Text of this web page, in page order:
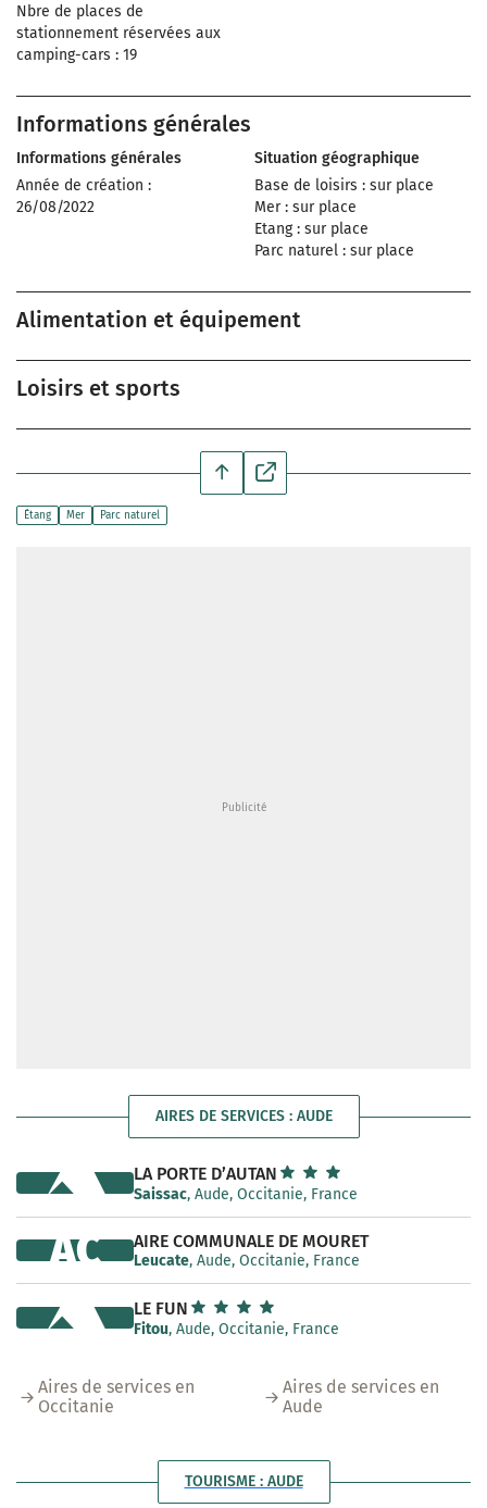
Nbre de places de
stationnement réservées aux
camping-cars : 19
Informations générales
Informations générales
Année de création :
26/08/2022
Situation géographique
Base de loisirs : sur place
Mer : sur place
Etang : sur place
Parc naturel : sur place
Alimentation et équipement
Loisirs et sports
Étang Mer Parc naturel
AIRES DE SERVICES : AUDE
LA PORTE D’AUTAN
Saissac, Aude, Occitanie, France
AIRE COMMUNALE DE MOURET
Leucate, Aude, Occitanie, France
AC
LE FUN
Fitou, Aude, Occitanie, France
Aires de services en
Occitanie
Aires de services en
Aude
TOURISME : AUDE